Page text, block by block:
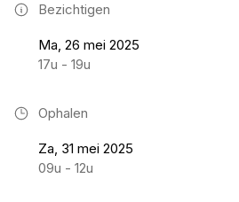
Bezichtigen
Ma, 26 mei 2025
17u - 19u
Ophalen
Za, 31 mei 2025
09u - 12u